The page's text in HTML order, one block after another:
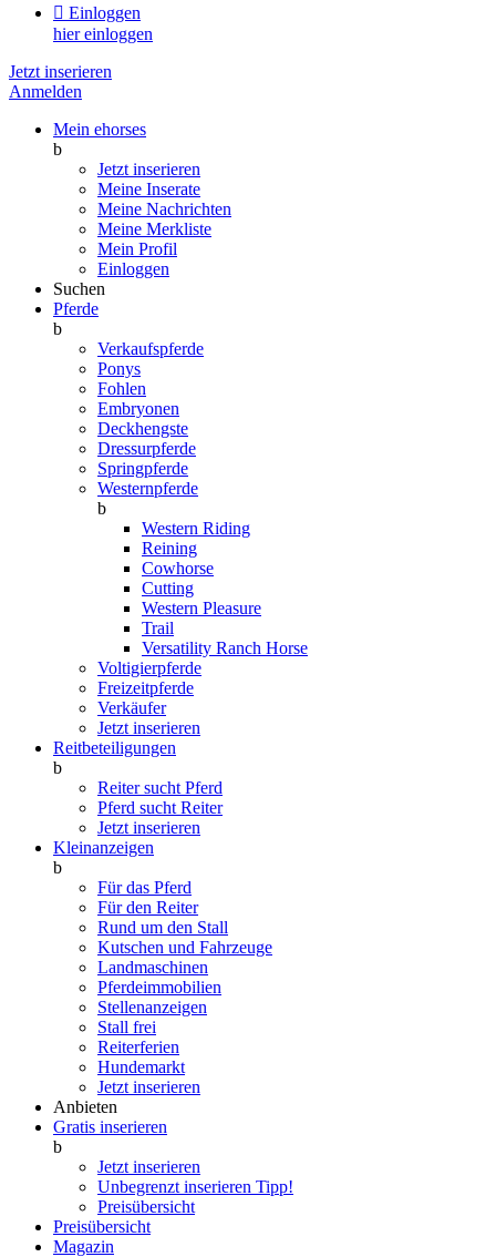
 Einloggen
hier einloggen
Jetzt inserieren
Anmelden
Mein ehorses
b
Jetzt inserieren
Meine Inserate
Meine Nachrichten
Meine Merkliste
Mein Profil
Einloggen
Suchen
Pferde
b
Verkaufspferde
Ponys
Fohlen
Embryonen
Deckhengste
Dressurpferde
Springpferde
Westernpferde
b
Western Riding
Reining
Cowhorse
Cutting
Western Pleasure
Trail
Versatility Ranch Horse
Voltigierpferde
Freizeitpferde
Verkäufer
Jetzt inserieren
Reitbeteiligungen
b
Reiter sucht Pferd
Pferd sucht Reiter
Jetzt inserieren
Kleinanzeigen
b
Für das Pferd
Für den Reiter
Rund um den Stall
Kutschen und Fahrzeuge
Landmaschinen
Pferdeimmobilien
Stellenanzeigen
Stall frei
Reiterferien
Hundemarkt
Jetzt inserieren
Anbieten
Gratis inserieren
b
Jetzt inserieren
Unbegrenzt inserieren Tipp!
Preisübersicht
Preisübersicht
Magazin